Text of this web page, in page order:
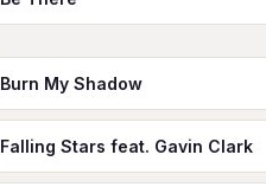
Burn My Shadow
Falling Stars feat. Gavin Clark